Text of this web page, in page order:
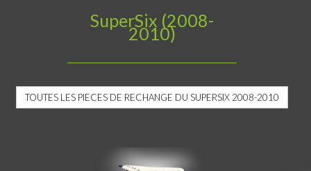
SuperSix (2008-
2010)
TOUTES LES PIECES DE RECHANGE DU SUPERSIX 2008-2010